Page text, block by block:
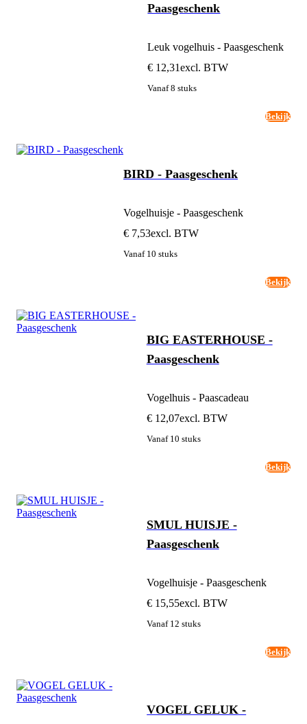
Paasgeschenk
Leuk vogelhuis - Paasgeschenk
€ 12,31excl. BTW
Vanaf 8 stuks
Bekijk
BIRD - Paasgeschenk
Vogelhuisje - Paasgeschenk
€ 7,53excl. BTW
Vanaf 10 stuks
Bekijk
BIG EASTERHOUSE -
Paasgeschenk
Vogelhuis - Paascadeau
€ 12,07excl. BTW
Vanaf 10 stuks
Bekijk
SMUL HUISJE -
Paasgeschenk
Vogelhuisje - Paasgeschenk
€ 15,55excl. BTW
Vanaf 12 stuks
Bekijk
VOGEL GELUK -